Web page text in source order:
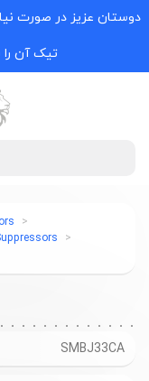
دوستان عزیز در صورت
تیک آن را
SMBJ33CA